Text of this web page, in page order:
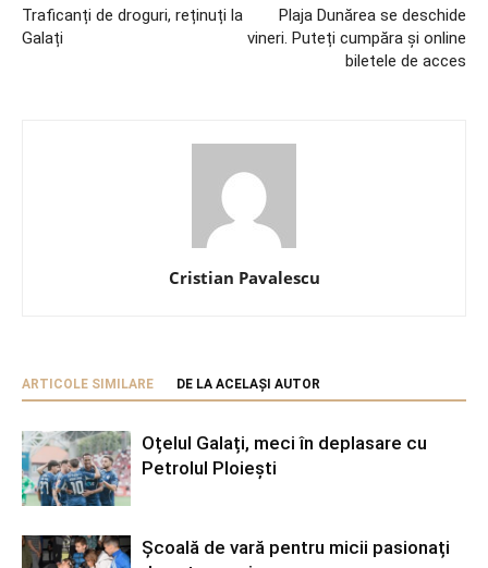
Traficanți de droguri, reținuți la
Galați
Plaja Dunărea se deschide
vineri. Puteți cumpăra și online
biletele de acces
Cristian Pavalescu
ARTICOLE SIMILARE DE LA ACELAȘI AUTOR
Oțelul Galați, meci în deplasare cu
Petrolul Ploiești
Școală de vară pentru micii pasionați